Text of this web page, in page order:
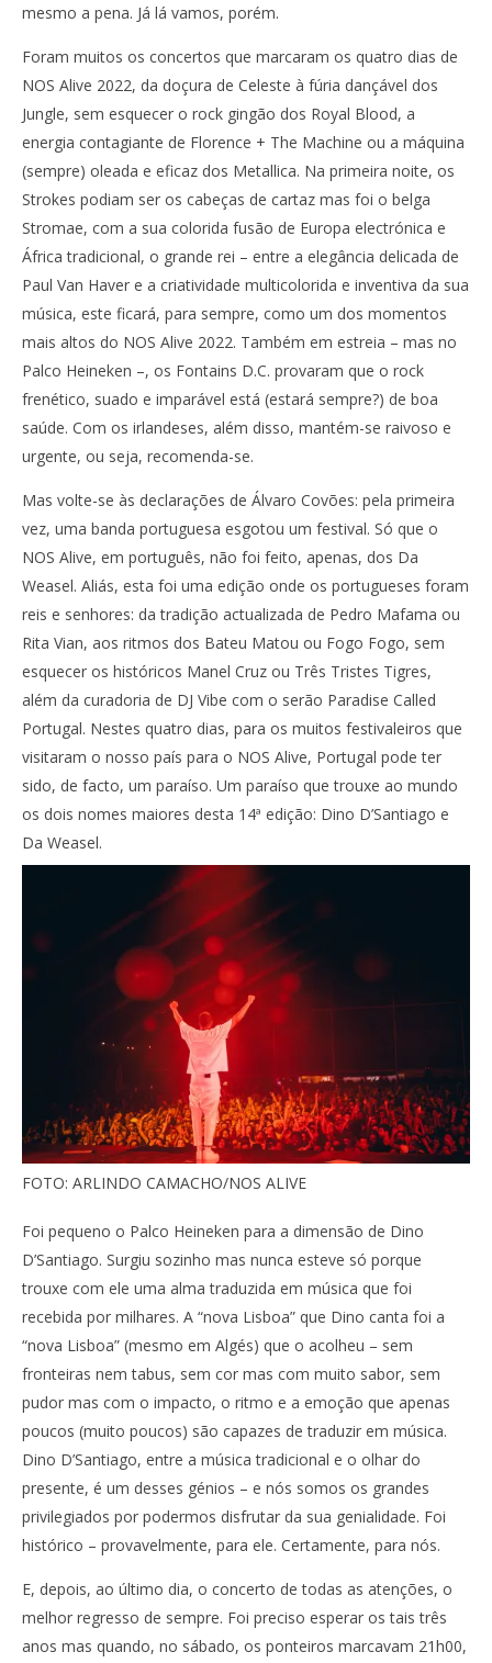
mesmo a pena. Já lá vamos, porém.
Foram muitos os concertos que marcaram os quatro dias de
NOS Alive 2022, da doçura de Celeste à fúria dançável dos
Jungle, sem esquecer o rock gingão dos Royal Blood, a
energia contagiante de Florence + The Machine ou a máquina
(sempre) oleada e eficaz dos Metallica. Na primeira noite, os
Strokes podiam ser os cabeças de cartaz mas foi o belga
Stromae, com a sua colorida fusão de Europa electrónica e
África tradicional, o grande rei – entre a elegância delicada de
Paul Van Haver e a criatividade multicolorida e inventiva da sua
música, este ficará, para sempre, como um dos momentos
mais altos do NOS Alive 2022. Também em estreia – mas no
Palco Heineken –, os Fontains D.C. provaram que o rock
frenético, suado e imparável está (estará sempre?) de boa
saúde. Com os irlandeses, além disso, mantém-se raivoso e
urgente, ou seja, recomenda-se.
Mas volte-se às declarações de Álvaro Covões: pela primeira
vez, uma banda portuguesa esgotou um festival. Só que o
NOS Alive, em português, não foi feito, apenas, dos Da
Weasel. Aliás, esta foi uma edição onde os portugueses foram
reis e senhores: da tradição actualizada de Pedro Mafama ou
Rita Vian, aos ritmos dos Bateu Matou ou Fogo Fogo, sem
esquecer os históricos Manel Cruz ou Três Tristes Tigres,
além da curadoria de DJ Vibe com o serão Paradise Called
Portugal. Nestes quatro dias, para os muitos festivaleiros que
visitaram o nosso país para o NOS Alive, Portugal pode ter
sido, de facto, um paraíso. Um paraíso que trouxe ao mundo
os dois nomes maiores desta 14ª edição: Dino D’Santiago e
Da Weasel.
FOTO: ARLINDO CAMACHO/NOS ALIVE
Foi pequeno o Palco Heineken para a dimensão de Dino
D’Santiago. Surgiu sozinho mas nunca esteve só porque
trouxe com ele uma alma traduzida em música que foi
recebida por milhares. A “nova Lisboa” que Dino canta foi a
“nova Lisboa” (mesmo em Algés) que o acolheu – sem
fronteiras nem tabus, sem cor mas com muito sabor, sem
pudor mas com o impacto, o ritmo e a emoção que apenas
poucos (muito poucos) são capazes de traduzir em música.
Dino D’Santiago, entre a música tradicional e o olhar do
presente, é um desses génios – e nós somos os grandes
privilegiados por podermos disfrutar da sua genialidade. Foi
histórico – provavelmente, para ele. Certamente, para nós.
E, depois, ao último dia, o concerto de todas as atenções, o
melhor regresso de sempre. Foi preciso esperar os tais três
anos mas quando, no sábado, os ponteiros marcavam 21h00,